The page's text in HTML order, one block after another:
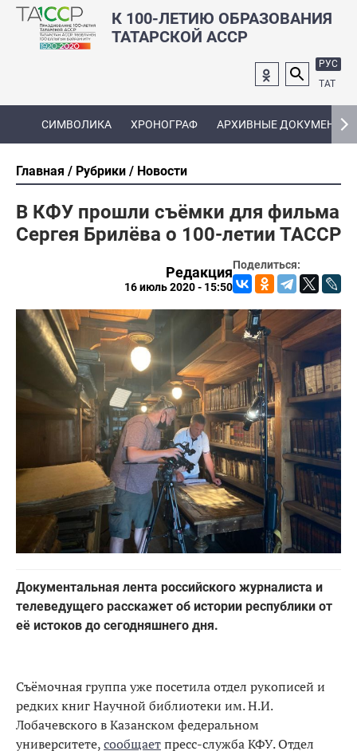
К 100-ЛЕТИЮ ОБРАЗОВАНИЯ
ТАТАРСКОЙ АССР
РУС
ТАТ
СИМВОЛИКА ХРОНОГРАФ АРХИВНЫЕ ДОКУМЕНТЫ
Главная Рубрики Новости
В КФУ прошли съёмки для фильма
Сергея Брилёва о 100-летии ТАССР
Поделиться:
Редакция
16 июль 2020 - 15:50
Документальная лента российского журналиста и
телеведущего расскажет об истории республики от
её истоков до сегодняшнего дня.
Съёмочная группа уже посетила отдел рукописей и
редких книг Научной библиотеки им. Н.И.
Лобачевского в Казанском федеральном
университете,сообщаетпресс-служба КФУ. Отдел